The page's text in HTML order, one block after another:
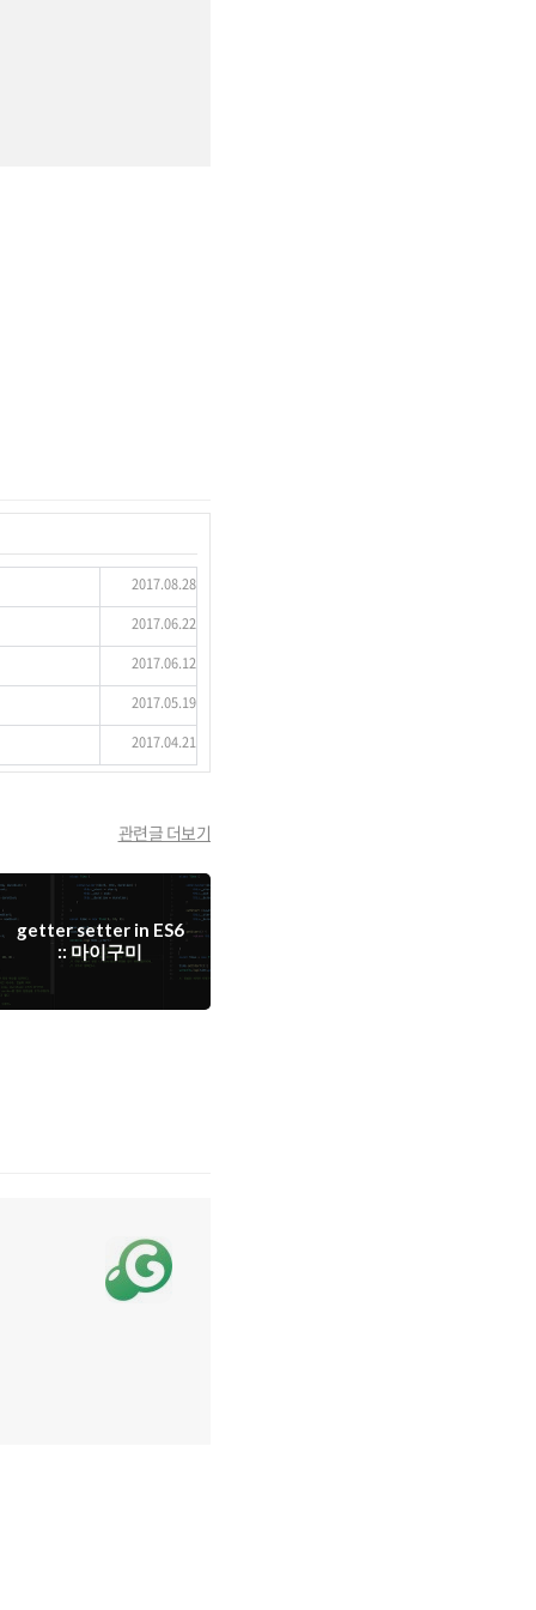
2017.08.28
2017.06.22
2017.06.12
2017.05.19
2017.04.21
관련글 더보기
getter setter in ES6
:: 마이구미